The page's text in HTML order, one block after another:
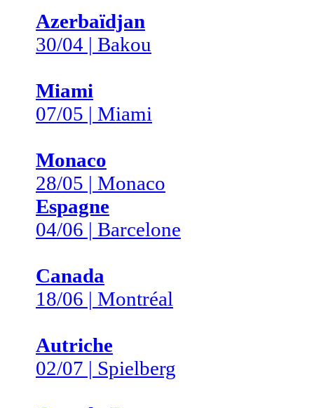
Azerbaïdjan
30/04 | Bakou
Miami
07/05 | Miami
Monaco
28/05 | Monaco
Espagne
04/06 | Barcelone
Canada
18/06 | Montréal
Autriche
02/07 | Spielberg